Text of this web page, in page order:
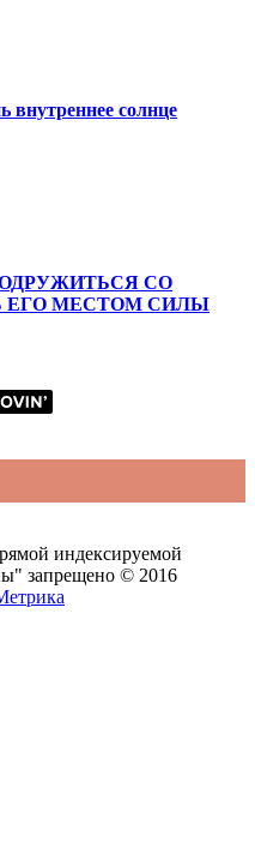
внутреннее солнце
СО
ЕГО МЕСТОМ СИЛЫ
индексируемой
запрещено © 2016